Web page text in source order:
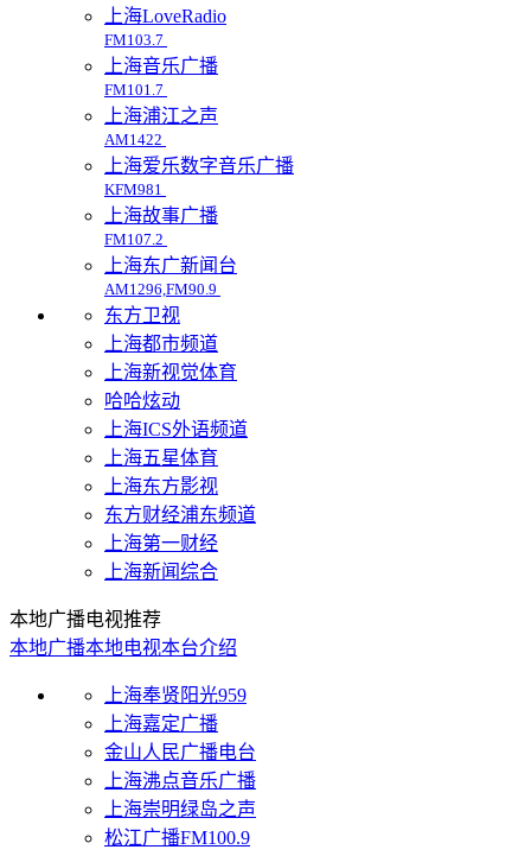
上海LoveRadio
FM103.7
上海音乐广播
FM101.7
上海浦江之声
AM1422
上海爱乐数字音乐广播
KFM981
上海故事广播
FM107.2
上海东广新闻台
AM1296,FM90.9
东方卫视
上海都市频道
上海新视觉体育
哈哈炫动
上海ICS外语频道
上海五星体育
上海东方影视
东方财经浦东频道
上海第一财经
上海新闻综合
本地广播电视推荐
本地广播本地电视本台介绍
上海奉贤阳光959
上海嘉定广播
金山人民广播电台
上海沸点音乐广播
上海崇明绿岛之声
松江广播FM100.9